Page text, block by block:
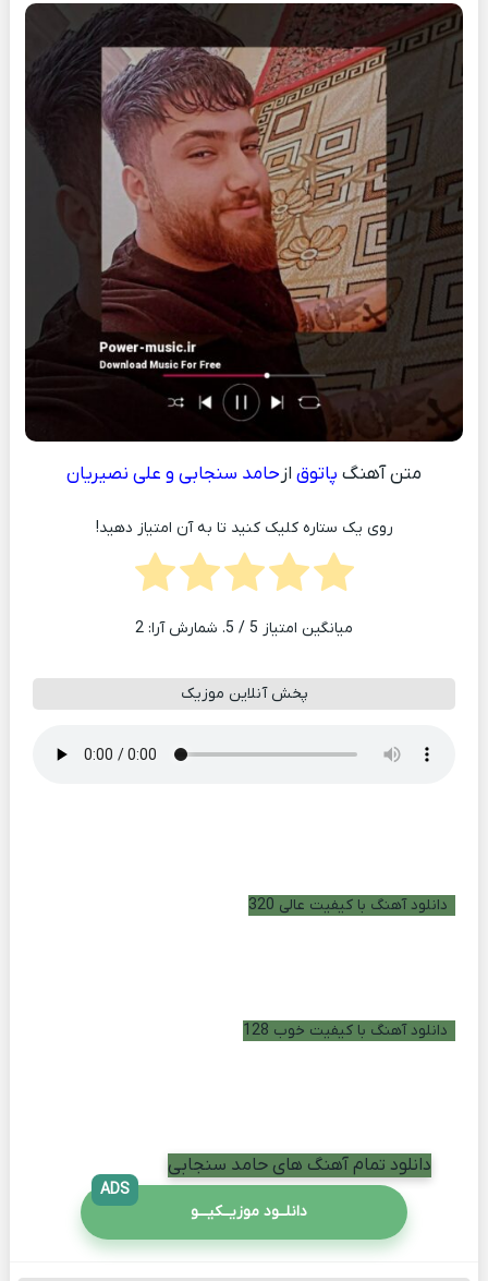
متن آهنگ پاتوق از حامد سنجابی و علی نصیریان
روی یک ستاره کلیک کنید تا به آن امتیاز دهید!
میانگین امتیاز 5 / 5. شمارش آرا: 2
پخش آنلاین موزیک
دانلود آهنگ با کیفیت عالی 320
دانلود آهنگ با کیفیت خوب 128
دانلود تمام آهنگ های حامد سنجابی
دانلــود موزیــکیـــو
ADS